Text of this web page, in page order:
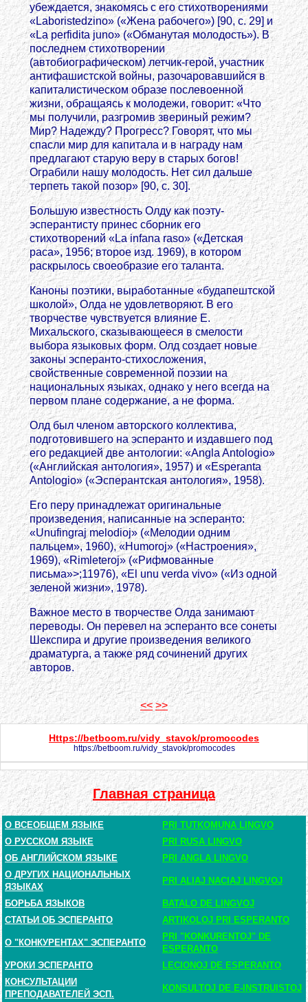
убеждается, знакомясь с его стихотворениями
«Laboristedzino» («Жена рабочего») [90, с. 29] и
«La perfidita juno» («Обманутая молодость»). В
последнем стихотворении
(автобиографическом) летчик-герой, участник
антифашистской войны, разочаровавшийся в
капиталистическом образе послевоенной
жизни, обращаясь к молодежи, говорит: «Что
мы получили, разгромив звериный режим?
Мир? Надежду? Прогресс? Говорят, что мы
спасли мир для капитала и в награду нам
предлагают старую веру в старых богов!
Ограбили нашу молодость. Нет сил дальше
терпеть такой позор» [90, с. 30].
Большую известность Олду как поэту-
эсперантисту принес сборник его
стихотворений «La infana raso» («Детская
раса», 1956; второе изд. 1969), в котором
раскрылось своеобразие его таланта.
Каноны поэтики, выработанные «будапештской
школой», Олда не удовлетворяют. В его
творчестве чувствуется влияние Е.
Михальского, сказывающееся в смелости
выбора языковых форм. Олд создает новые
законы эсперанто-стихосложения,
свойственные современной поэзии на
национальных языках, однако у него всегда на
первом плане содержание, а не форма.
Олд был членом авторского коллектива,
подготовившего на эсперанто и издавшего под
его редакцией две антологии: «Angla Antologio»
(«Английская антология», 1957) и «Esperanta
Antologio» («Эсперантская антология», 1958).
Его перу принадлежат оригинальные
произведения, написанные на эсперанто:
«Unufingraj melodioj» («Мелодии одним
пальцем», 1960), «Humoroj» («Настроения»,
1969), «Rimleteroj» («Рифмованные
письма»>;11976), «El unu verda vivo» («Из одной
зеленой жизни», 1978).
Важное место в творчестве Олда занимают
переводы. Он перевел на эсперанто все сонеты
Шекспира и другие произведения великого
драматурга, а также ряд сочинений других
авторов.
<< >>
Https://betboom.ru/vidy_stavok/promocodes
https://betboom.ru/vidy_stavok/promocodes
Главная страница
О ВСЕОБЩЕМ ЯЗЫКЕ
PRI TUTKOMUNA LINGVO
О РУССКОМ ЯЗЫКЕ
PRI RUSA LINGVO
ОБ АНГЛИЙСКОМ ЯЗЫКЕ
PRI ANGLA LINGVO
О ДРУГИХ НАЦИОНАЛЬНЫХ
ЯЗЫКАХ
PRI ALIAJ NACIAJ LINGVOJ
БОРЬБА ЯЗЫКОВ
BATALO DE LINGVOJ
СТАТЬИ ОБ ЭСПЕРАНТО
ARTIKOLOJ PRI ESPERANTO
О "КОНКУРЕНТАХ" ЭСПЕРАНТО
PRI "KONKURENTOJ" DE
ESPERANTO
УРОКИ ЭСПЕРАНТО
LECIONOJ DE ESPERANTO
КОНСУЛЬТАЦИИ
ПРЕПОДАВАТЕЛЕЙ ЭСП.
KONSULTOJ DE E-INSTRUISTOJ